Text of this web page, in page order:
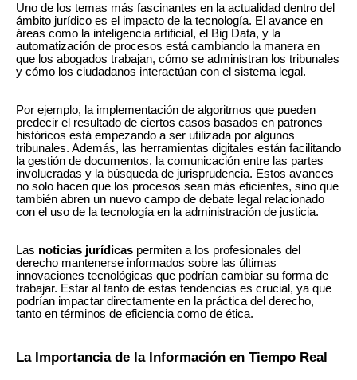
Uno de los temas más fascinantes en la actualidad dentro del
ámbito jurídico es el impacto de la tecnología. El avance en
áreas como la inteligencia artificial, el Big Data, y la
automatización de procesos está cambiando la manera en
que los abogados trabajan, cómo se administran los tribunales
y cómo los ciudadanos interactúan con el sistema legal.
Por ejemplo, la implementación de algoritmos que pueden
predecir el resultado de ciertos casos basados en patrones
históricos está empezando a ser utilizada por algunos
tribunales. Además, las herramientas digitales están facilitando
la gestión de documentos, la comunicación entre las partes
involucradas y la búsqueda de jurisprudencia. Estos avances
no solo hacen que los procesos sean más eficientes, sino que
también abren un nuevo campo de debate legal relacionado
con el uso de la tecnología en la administración de justicia.
Las noticias jurídicas permiten a los profesionales del
derecho mantenerse informados sobre las últimas
innovaciones tecnológicas que podrían cambiar su forma de
trabajar. Estar al tanto de estas tendencias es crucial, ya que
podrían impactar directamente en la práctica del derecho,
tanto en términos de eficiencia como de ética.
La Importancia de la Información en Tiempo Real